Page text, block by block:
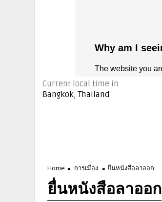
Current local time in
Bangkok, Thailand
Home การเมือง ยื่นหนังสือลาออก
ยื่นหนังสือลาออก